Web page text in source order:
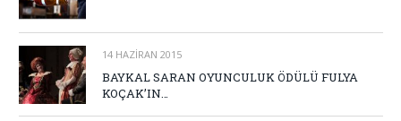
14 HAZIRAN 2015
BAYKAL SARAN OYUNCULUK ÖDÜLÜ FULYA
KOÇAK’IN…